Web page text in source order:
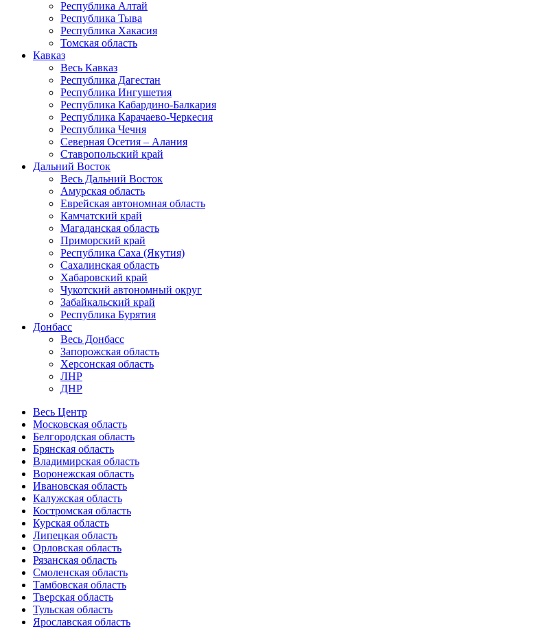
Республика Алтай
Республика Тыва
Республика Хакасия
Томская область
Кавказ
Весь Кавказ
Республика Дагестан
Республика Ингушетия
Республика Кабардино-Балкария
Республика Карачаево-Черкесия
Республика Чечня
Северная Осетия – Алания
Ставропольский край
Дальний Восток
Весь Дальний Восток
Амурская область
Еврейская автономная область
Камчатский край
Магаданская область
Приморский край
Республика Саха (Якутия)
Сахалинская область
Хабаровский край
Чукотский автономный округ
Забайкальский край
Республика Бурятия
Донбасс
Весь Донбасс
Запорожская область
Херсонская область
ЛНР
ДНР
Весь Центр
Московская область
Белгородская область
Брянская область
Владимирская область
Воронежская область
Ивановская область
Калужская область
Костромская область
Курская область
Липецкая область
Орловская область
Рязанская область
Смоленская область
Тамбовская область
Тверская область
Тульская область
Ярославская область